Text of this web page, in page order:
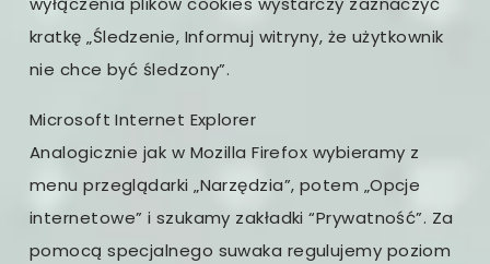
kratkę „Śledzenie, Informuj witryny, że użytkownik
nie chce być śledzony”.
Microsoft Internet Explorer
Analogicznie jak w Mozilla Firefox wybieramy z
menu przeglądarki „Narzędzia”, potem „Opcje
internetowe” i szukamy zakładki “Prywatność”. Za
pomocą specjalnego suwaka regulujemy poziom